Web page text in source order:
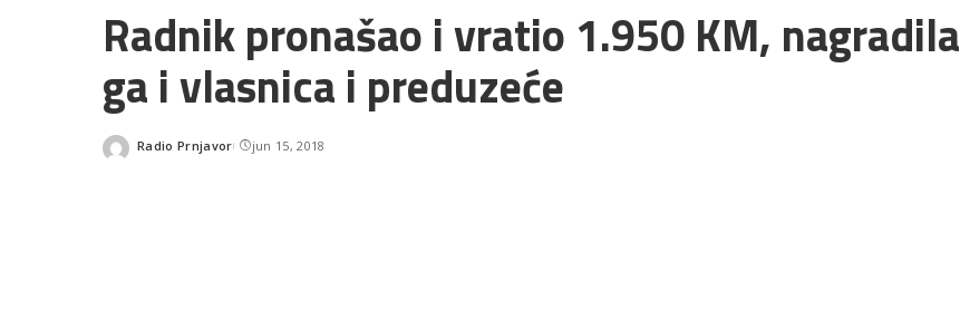
Radnik pronašao i vratio 1.950 KM, nagradila
ga i vlasnica i preduzeće
Posted
Radio Prnjavor jun 15, 2018